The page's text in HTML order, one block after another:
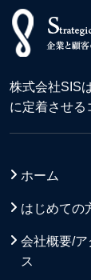
株式会社SIS
に定着させる
ホーム
はじめての
会社概要/ア
ス